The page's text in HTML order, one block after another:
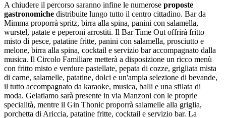
A chiudere il percorso saranno infine le numerose proposte
gastronomiche distribuite lungo tutto il centro cittadino. Bar da
Mimma proporrà spritz, birra alla spina, panini con salamella,
wurstel, patate e peperoni arrostiti. Il Bar Time Out offrirà fritto
misto di pesce, patatine fritte, panini con salamella, prosciutto e
melone, birra alla spina, cocktail e servizio bar accompagnato dalla
musica. Il Circolo Familiare metterà a disposizione un ricco menù
con fritto misto e verdure pastellate, pepata di cozze, grigliata mista
di carne, salamelle, patatine, dolci e un'ampia selezione di bevande,
il tutto accompagnato da karaoke, musica, balli e una sfilata di
moda. Gelatiamo sarà presente in via Manzoni con le proprie
specialità, mentre il Gin Thonic proporrà salamelle alla griglia,
porchetta di Ariccia, patatine fritte, cocktail e servizio bar. La